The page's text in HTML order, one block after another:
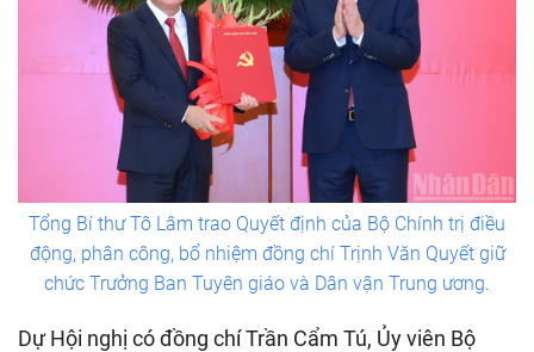
Tổng Bí thư Tô Lâm trao Quyết định của Bộ Chính trị điều
động, phân công, bổ nhiệm đồng chí Trịnh Văn Quyết giữ
chức Trưởng Ban Tuyên giáo và Dân vận Trung ương.
Dự Hội nghị có đồng chí Trần Cẩm Tú, Ủy viên Bộ